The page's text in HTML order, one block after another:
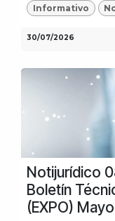
Informativo
30/07/2026
Notijurídico
Boletín
(EXPO)